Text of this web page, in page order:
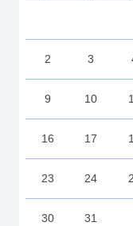
2 3
9 10
16 17
23 24
30 31